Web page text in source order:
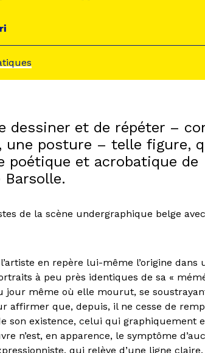
dessiner et de répéter –
une posture – telle figure,
poétique et acrobatique de
de la scène undergraphique belge
en repère lui-même l’origine dans
à peu près identiques de sa «
jour même où elle mourut, se
affirmer que, depuis, il ne cesse de
son existence, celui qui graphiquement
n’est, en apparence, le symptôme
qui relève d’une ligne claire,